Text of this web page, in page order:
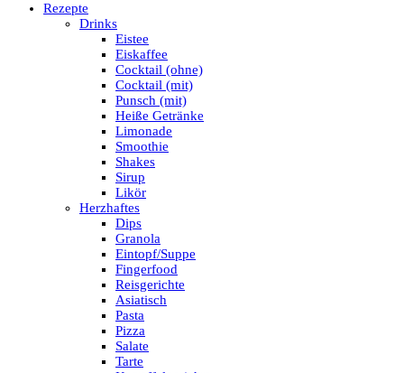
Rezepte
Drinks
Eistee
Eiskaffee
Cocktail (ohne)
Cocktail (mit)
Punsch (mit)
Heiße Getränke
Limonade
Smoothie
Shakes
Sirup
Likör
Herzhaftes
Dips
Granola
Eintopf/Suppe
Fingerfood
Reisgerichte
Asiatisch
Pasta
Pizza
Salate
Tarte